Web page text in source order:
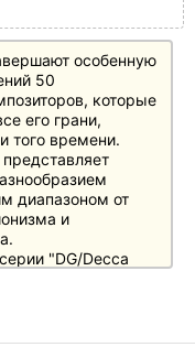
особенную
50
которые
его грани,
того времени.
диапазоном от
и
"DG/Decca
(Риккардо Шайи)
/ Фантазия